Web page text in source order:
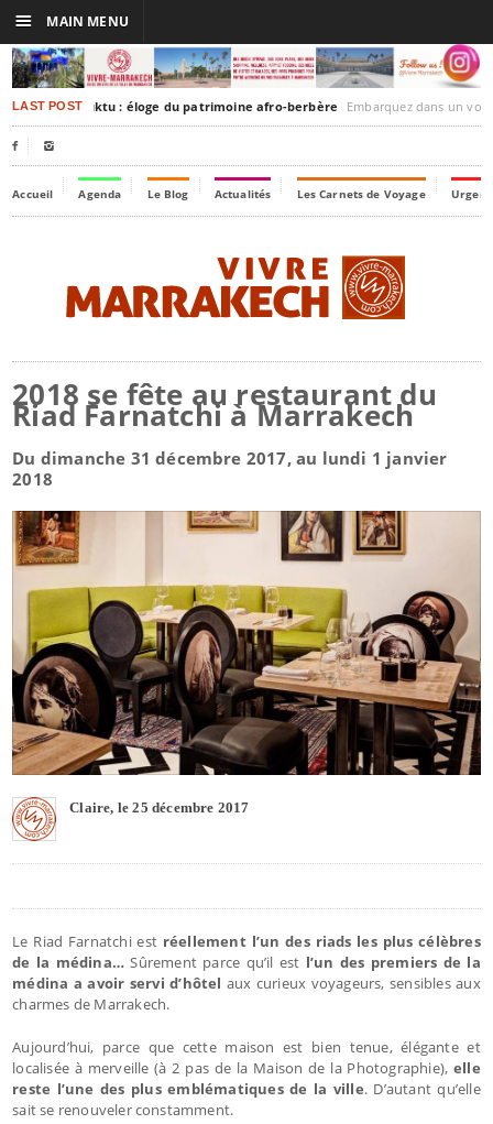
LAST POSTTimbuktu : éloge du patrimoine afro-berbère Embarquez dans un voyage culturel dans le
 
Accueil Agenda Le Blog Actualités Les Carnets de Voyage
2018 se fête au restaurant du
Riad Farnatchi à Marrakech
Du dimanche 31 décembre 2017, au lundi 1 janvier
2018
Claire, le 25 décembre 2017
Le Riad Farnatchi est réellement l’un des riads les plus célèbres
de la médina… Sûrement parce qu’il est l’un des premiers de la
médina a avoir servi d’hôtel aux curieux voyageurs, sensibles aux
charmes de Marrakech.
Aujourd’hui, parce que cette maison est bien tenue, élégante et
localisée à merveille (à 2 pas de la Maison de la Photographie), elle
reste l’une des plus emblématiques de la ville. D’autant qu’elle
sait se renouveler constamment.
☰ MAIN MENU